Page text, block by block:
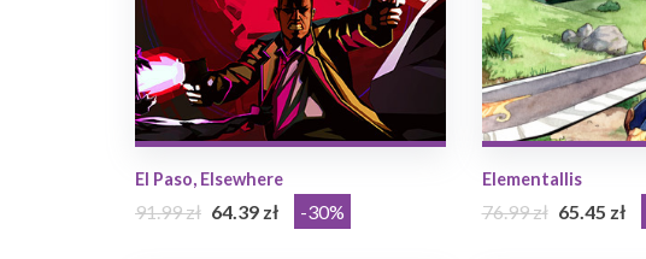
El Paso, Elsewhere
91.99 zł 64.39 zł -30%
Elementallis
76.99 zł 65.45 zł